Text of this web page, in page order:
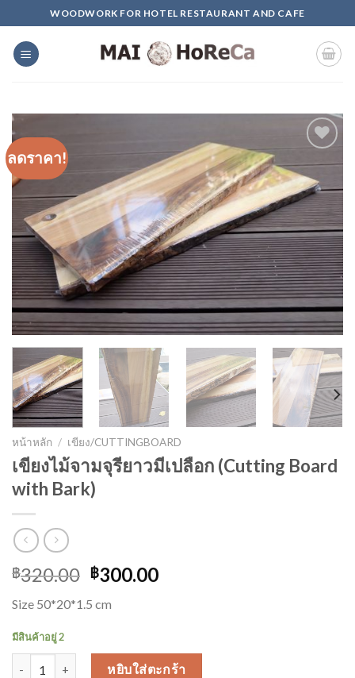
to
content
WOODWORK FOR HOTEL RESTAURANT AND CAFE
ลดราคา!
Add to
Wishlist
หน้าหลัก / เขียง/CUTTINGBOARD
เขียงไม้จามจุรียาวมีเปลือก (Cutting Board
with Bark)
฿320.00 ฿300.00
Size 50*20*1.5 cm
มีสินค้าอยู่ 2
จำนวน เขียงไม้จามจุรียาวมีเปลือก (Cutting Board with Bark) ชิ้น
หยิบใส่ตะกร้า